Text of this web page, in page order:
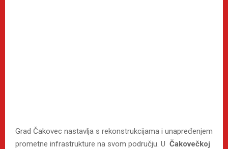
Grad Čakovec nastavlja s rekonstrukcijama i unapređenjem
prometne infrastrukture na svom području. U Čakovečkoj